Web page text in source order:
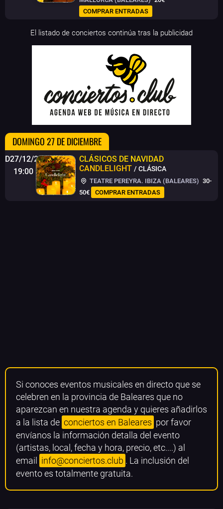
COMPRAR ENTRADAS
El listado de conciertos continúa tras la publicidad
DOMINGO 27 DE DICIEMBRE
D27/12/26
19:00
CLÁSICOS DE NAVIDAD
CANDLELIGHT / CLÁSICA
TEATRE PEREYRA. IBIZA (BALEARES) 30-
50€
COMPRAR ENTRADAS
Si conoces eventos musicales en directo que se
celebren en la provincia de Baleares que no
aparezcan en nuestra agenda y quieres añadirlos
a la lista de conciertos en Baleares por favor
envíanos la información detalla del evento
(artistas, local, fecha y hora, precio, etc....) al
email info@conciertos.club . La inclusión del
evento es totalmente gratuita.